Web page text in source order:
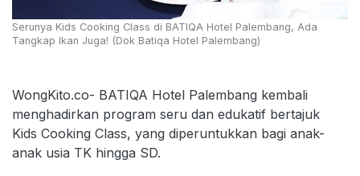
Serunya Kids Cooking Class di BATIQA Hotel Palembang, Ada
Tangkap Ikan Juga! (Dok Batiqa Hotel Palembang)
WongKito.co- BATIQA Hotel Palembang kembali
menghadirkan program seru dan edukatif bertajuk
Kids Cooking Class, yang diperuntukkan bagi anak-
anak usia TK hingga SD.